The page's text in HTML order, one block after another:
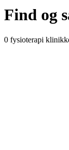
Find og
0 fysioterapi